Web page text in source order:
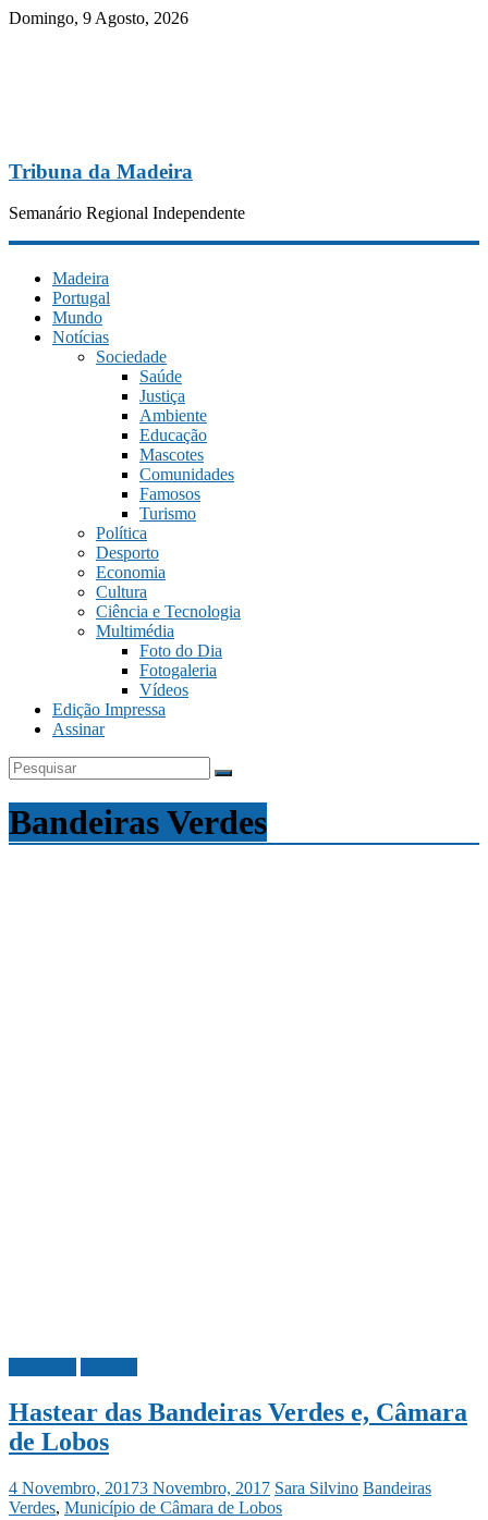
Domingo, 9 Agosto, 2026
Tribuna da Madeira
Semanário Regional Independente
Madeira
Portugal
Mundo
Notícias
Sociedade
Saúde
Justiça
Ambiente
Educação
Mascotes
Comunidades
Famosos
Turismo
Política
Desporto
Economia
Cultura
Ciência e Tecnologia
Multimédia
Foto do Dia
Fotogaleria
Vídeos
Edição Impressa
Assinar
Bandeiras Verdes
Hastear das Bandeiras Verdes e, Câmara
de Lobos
4 Novembro, 20173 Novembro, 2017 Sara Silvino Bandeiras
Verdes, Município de Câmara de Lobos